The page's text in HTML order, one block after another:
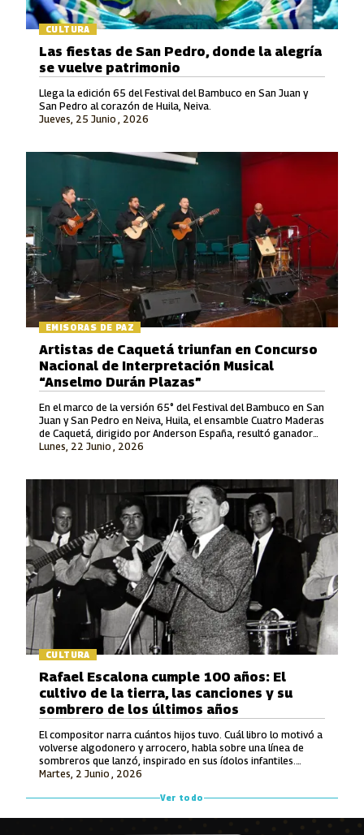
CULTURA
Jueves, 25 Junio , 2026
Las fiestas de San Pedro, donde la alegría
se vuelve patrimonio
Llega la edición 65 del Festival del Bambuco en San Juan y
San Pedro al corazón de Huila, Neiva.
EMISORAS DE PAZ
Lunes, 22 Junio , 2026
Artistas de Caquetá triunfan en Concurso
Nacional de Interpretación Musical
“Anselmo Durán Plazas”
En el marco de la versión 65° del Festival del Bambuco en San
Juan y San Pedro en Neiva, Huila, el ensamble Cuatro Maderas
de Caquetá, dirigido por Anderson España, resultó ganador
en la Modalidad Vocal.
CULTURA
Martes, 2 Junio , 2026
Rafael Escalona cumple 100 años: El
cultivo de la tierra, las canciones y su
sombrero de los últimos años
El compositor narra cuántos hijos tuvo. Cuál libro lo motivó a
volverse algodonero y arrocero, habla sobre una línea de
sombreros que lanzó, inspirado en sus ídolos infantiles.
También recuerda lo que le ofrecieron por hacerle una
inédito que luego grabó Jorge Oñate.
Ver todo